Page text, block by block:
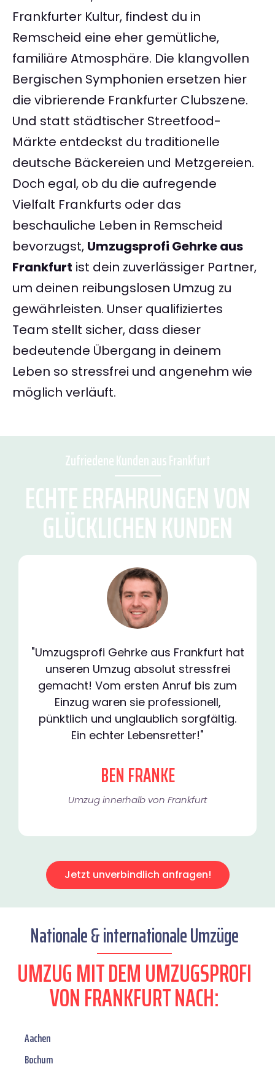
Frankfurter Kultur, findest du in
Remscheid eine eher gemütliche,
familiäre Atmosphäre. Die klangvollen
Bergischen Symphonien ersetzen hier
die vibrierende Frankfurter Clubszene.
Und statt städtischer Streetfood-
Märkte entdeckst du traditionelle
deutsche Bäckereien und Metzgereien.
Doch egal, ob du die aufregende
Vielfalt Frankfurts oder das
beschauliche Leben in Remscheid
bevorzugst, Umzugsprofi Gehrke aus
Frankfurt ist dein zuverlässiger Partner,
um deinen reibungslosen Umzug zu
gewährleisten. Unser qualifiziertes
Team stellt sicher, dass dieser
bedeutende Übergang in deinem
Leben so stressfrei und angenehm wie
möglich verläuft.
Zufriedene Kunden aus Frankfurt
ECHTE ERFAHRUNGEN VON
GLÜCKLICHEN KUNDEN
"Umzugsprofi Gehrke aus Frankfurt hat
unseren Umzug absolut stressfrei
gemacht! Vom ersten Anruf bis zum
Einzug waren sie professionell,
pünktlich und unglaublich sorgfältig.
Ein echter Lebensretter!"
BEN FRANKE
Umzug innerhalb von Frankfurt​
Jetzt unverbindlich anfragen!
Nationale & internationale Umzüge
UMZUG MIT DEM UMZUGSPROFI
VON FRANKFURT NACH:
Aachen
Bochum